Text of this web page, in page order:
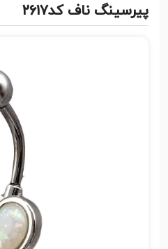
پیرسینگ ناف کد۲۶۱۷